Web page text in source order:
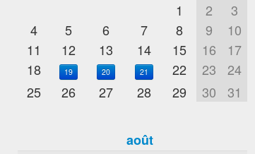
1 2
3
4
5 6 7 8 9
10
11
12 13 14 15 16
17
18
19 20 21 22 23
24
25
26 27 28 29 30 31
août